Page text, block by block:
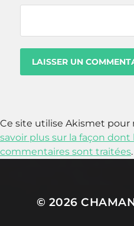
Ce site utilise Akismet pour
savoir plus sur la façon
commentaires sont traitées.
© 2026